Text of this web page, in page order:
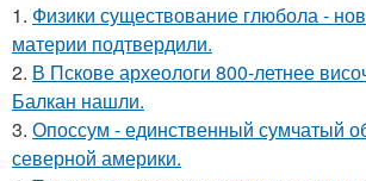
1. Физики существование глюбола -
материи подтвердили.
2. В Пскове археологи 800-летнее
Балкан нашли.
3. Опоссум - единственный сумчатый
северной америки.